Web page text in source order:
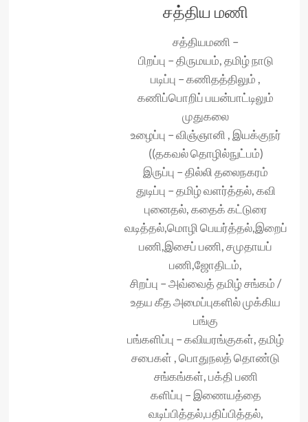
சத்திய மணி
சத்தியமணி –
பிறப்பு – திருமயம், தமிழ் நாடு
படிப்பு – கணிதத்திலும் ,
கணிப்பொறிப் பயன்பாட்டிலும்
முதுகலை
உழைப்பு – விஞ்ஞானி , இயக்குநர்
((தகவல் தொழில்நுட்பம்)
இருப்பு – தில்லி தலைநகரம்
துடிப்பு – தமிழ் வளர்த்தல், கவி
புனைதல், கதைக் கட்டுரை
வடித்தல்,மொழி பெயர்த்தல்,இறைப்
பணி,இசைப் பணி, சமுதாயப்
பணி,ஜோதிடம்,
சிறப்பு – அவ்வைத் தமிழ் சங்கம் /
உதய கீத அமைப்புகளில் முக்கிய
பங்கு
பங்களிப்பு – கவியரங்குகள், தமிழ்
சபைகள் , பொதுநலத் தொண்டு
சங்கங்கள், பக்தி பணி
களிப்பு – இணையத்தை
வடிப்பித்தல்,பதிப்பித்தல்,